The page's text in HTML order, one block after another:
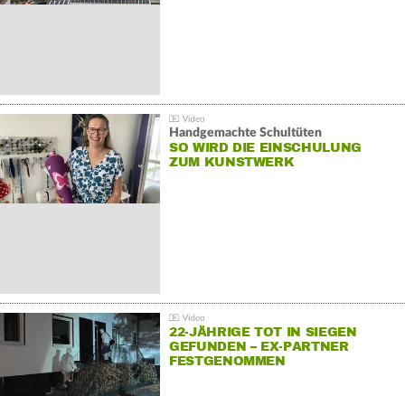
Handgemachte Schultüten
SO WIRD DIE EINSCHULUNG
ZUM KUNSTWERK
22-JÄHRIGE TOT IN SIEGEN
GEFUNDEN – EX-PARTNER
FESTGENOMMEN